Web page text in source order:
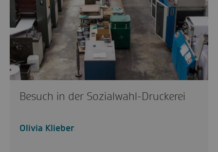
Besuch in der Sozialwahl-Druckerei
Olivia Klieber